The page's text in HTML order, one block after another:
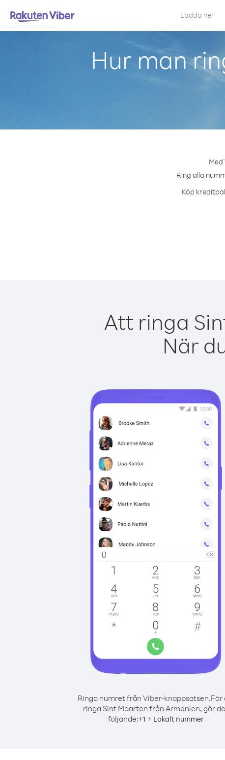
Ladda ner
Hur man
Ring alla
Köp
Att ringa
När
Ringa numret från Viber-knappsatsen.För
ringa Sint Maarten från Armenien, gör
följande:+1+ Lokalt nummer